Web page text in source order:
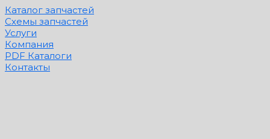
Каталог запчастей
Схемы запчастей
Услуги
Компания
PDF Каталоги
Контакты